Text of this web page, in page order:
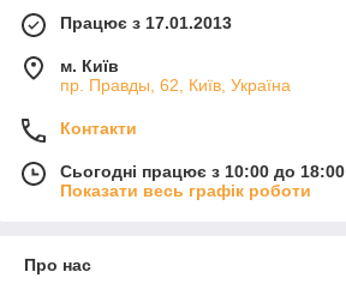
Працює з 17.01.2013
м. Київ
пр. Правды, 62, Київ, Україна
Контакти
Сьогодні працює з 10:00 до 18:00
Показати весь графік роботи
Про нас